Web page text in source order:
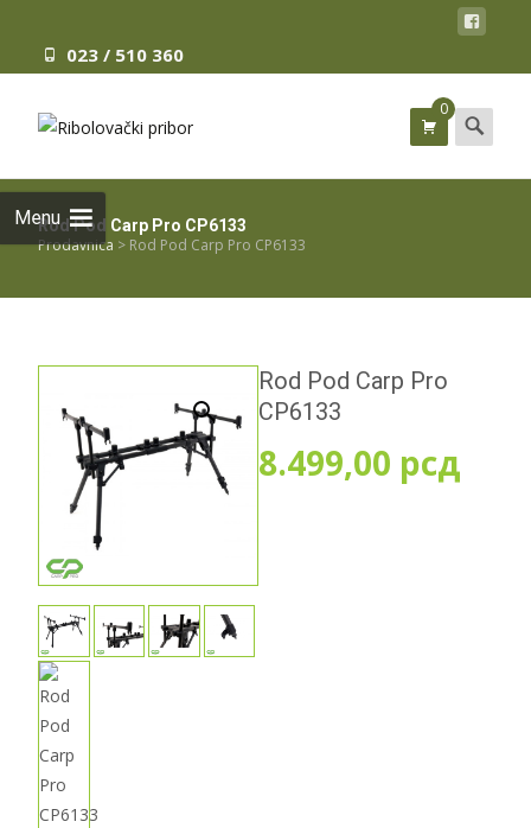
023 / 510 360
Menu
0 Search
for:
Rod Pod Carp Pro CP6133
Prodavnica > Rod Pod Carp Pro CP6133
Rod Pod Carp Pro
CP6133
8.499,00 рсд